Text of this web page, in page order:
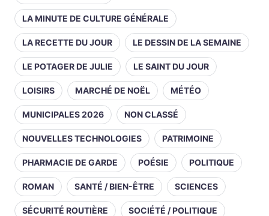
LA MINUTE DE CULTURE GÉNÉRALE
LA RECETTE DU JOUR LE DESSIN DE LA SEMAINE
LE POTAGER DE JULIE LE SAINT DU JOUR
LOISIRS MARCHÉ DE NOËL MÉTÉO
MUNICIPALES 2026 NON CLASSÉ
NOUVELLES TECHNOLOGIES PATRIMOINE
PHARMACIE DE GARDE POÉSIE POLITIQUE
ROMAN SANTÉ / BIEN-ÊTRE SCIENCES
SÉCURITÉ ROUTIÈRE SOCIÉTÉ / POLITIQUE